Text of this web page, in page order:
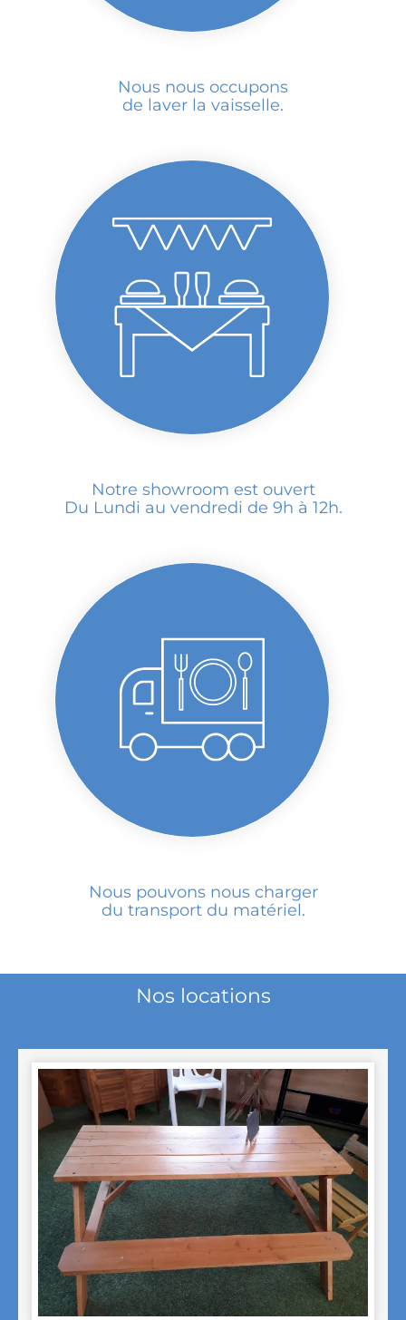
Nous nous occupons
de laver la vaisselle.
Notre showroom est ouvert
Du Lundi au vendredi de 9h à 12h.
Nous pouvons nous charger
du transport du matériel.
Nos locations